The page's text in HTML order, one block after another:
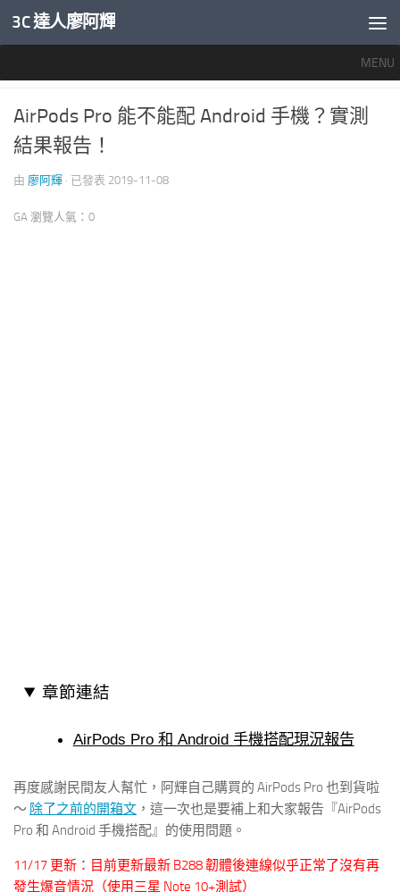
內文下方
3C 達人廖阿輝
MENU
0
AirPods Pro 能不能配 Android 手機？實測
結果報告！
由 廖阿輝 · 已發表 2019-11-08
GA 瀏覽人氣：0
章節連結
AirPods Pro 和 Android 手機搭配現況報告
再度感謝民間友人幫忙，阿輝自己購買的 AirPods Pro 也到貨啦
～ 除了之前的開箱文 ，這一次也是要補上和大家報告『AirPods
Pro 和 Android 手機搭配』的使用問題。
11/17 更新：目前更新最新 B288 韌體後連線似乎正常了沒有再
發生爆音情況（使用三星 Note 10+測試）